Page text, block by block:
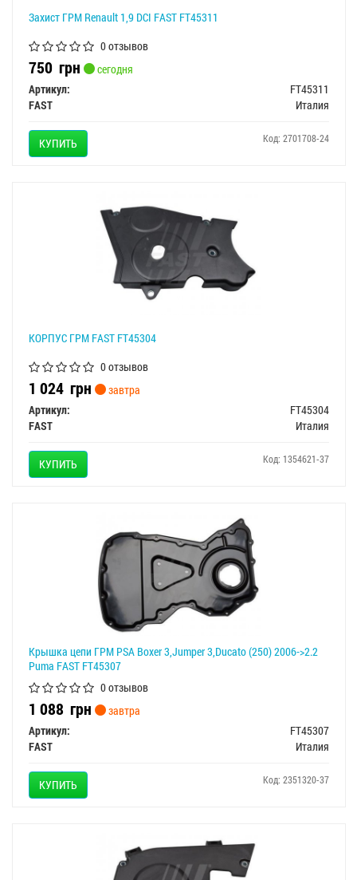
Захист ГРМ Renault 1,9 DCI FAST FT45311
0 отзывов
750 грн
сегодня
Артикул:
FT45311
FAST
Италия
КУПИТЬ Код: 2701708-24
КОРПУС ГРМ FAST FT45304
0 отзывов
1 024 грн
завтра
Артикул:
FT45304
FAST
Италия
КУПИТЬ Код: 1354621-37
Крышка цепи ГРМ PSA Boxer 3,Jumper 3,Ducato (250) 2006->2.2
Puma FAST FT45307
0 отзывов
1 088 грн
завтра
Артикул:
FT45307
FAST
Италия
КУПИТЬ Код: 2351320-37